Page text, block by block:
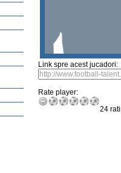
Link spre acest jucadori:
Rate player:
24